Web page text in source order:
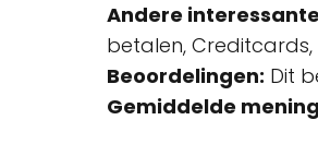
Andere
betalen,
Beoordelingen: Dit
Gemiddelde